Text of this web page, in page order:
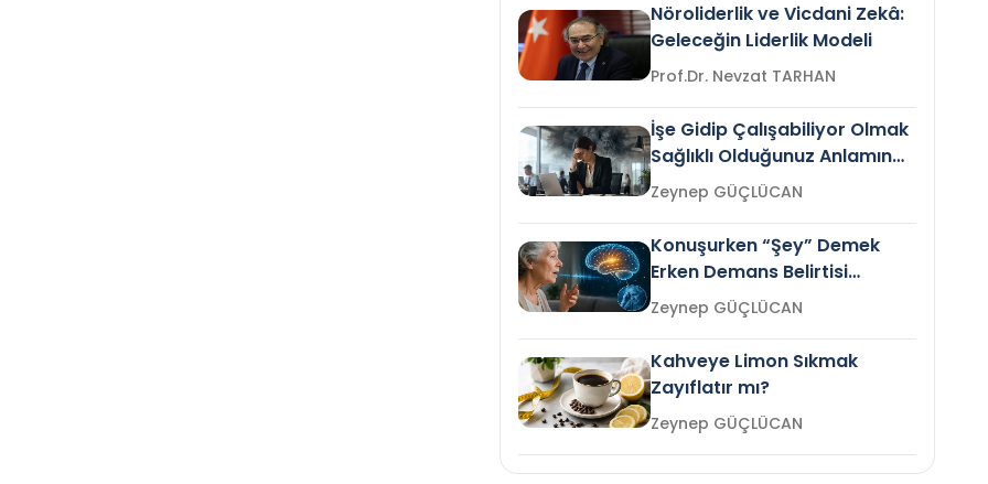
Nöroliderlik ve Vicdani Zekâ:
Geleceğin Liderlik Modeli
Prof.Dr. Nevzat TARHAN
İşe Gidip Çalışabiliyor Olmak
Sağlıklı Olduğunuz Anlamına
Gelir mi?Zeynep GÜÇLÜCAN
Konuşurken “Şey” Demek
Erken Demans Belirtisi
Olabilir mi?Zeynep GÜÇLÜCAN
Kahveye Limon Sıkmak
Zayıflatır mı?
Zeynep GÜÇLÜCAN